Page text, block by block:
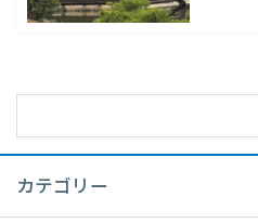
カテゴリー